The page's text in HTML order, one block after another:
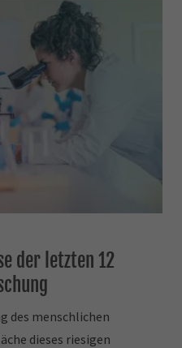
der letzten 12
des menschlichen
dieses riesigen